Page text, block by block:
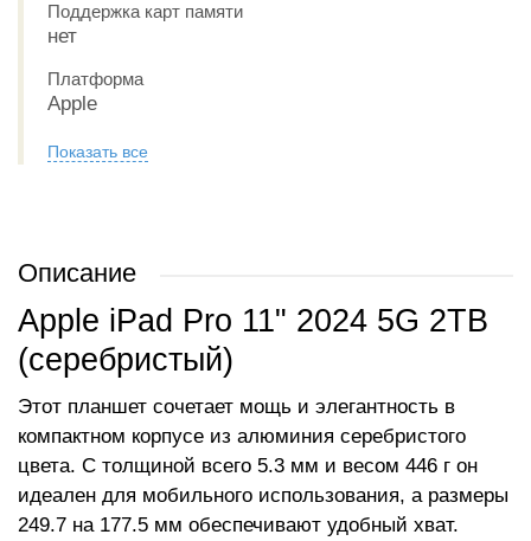
Поддержка карт памяти
нет
Платформа
Apple
Показать все
Описание
Apple iPad Pro 11" 2024 5G 2TB
(серебристый)
Этот планшет сочетает мощь и элегантность в
компактном корпусе из алюминия серебристого
цвета. С толщиной всего 5.3 мм и весом 446 г он
идеален для мобильного использования, а размеры
249.7 на 177.5 мм обеспечивают удобный хват.